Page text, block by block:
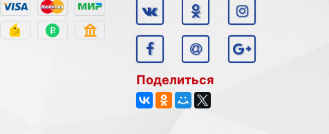
Поделиться